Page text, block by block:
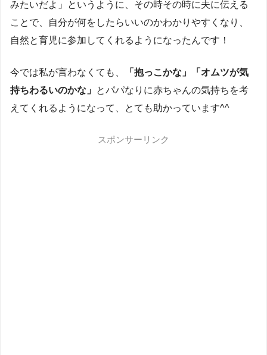
みたいだよ」というように、その時その時に夫に伝える
ことで、自分が何をしたらいいのかわかりやすくなり、
自然と育児に参加してくれるようになったんです！
今では私が言わなくても、
「抱っこかな」「オムツが気
持ちわるいのかな」 とパパなりに赤ちゃんの気持ちを考
えてくれるようになって、とても助かっています^^
スポンサーリンク